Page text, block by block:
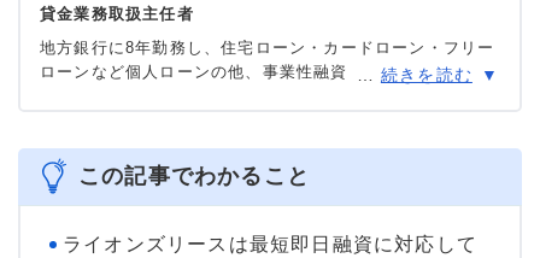
貸金業務取扱主任者
地方銀行に8年勤務し、住宅ローン・カードローン・フリー
ローンなど個人ローンの他、事業性融資・創業融資など幅
資信託・個人年金・国債販売も取り扱った金融商品のプ
ロ。
＞＞公式ページ
続きを読む
この記事でわかること
ライオンズリースは最短即日融資に対応して